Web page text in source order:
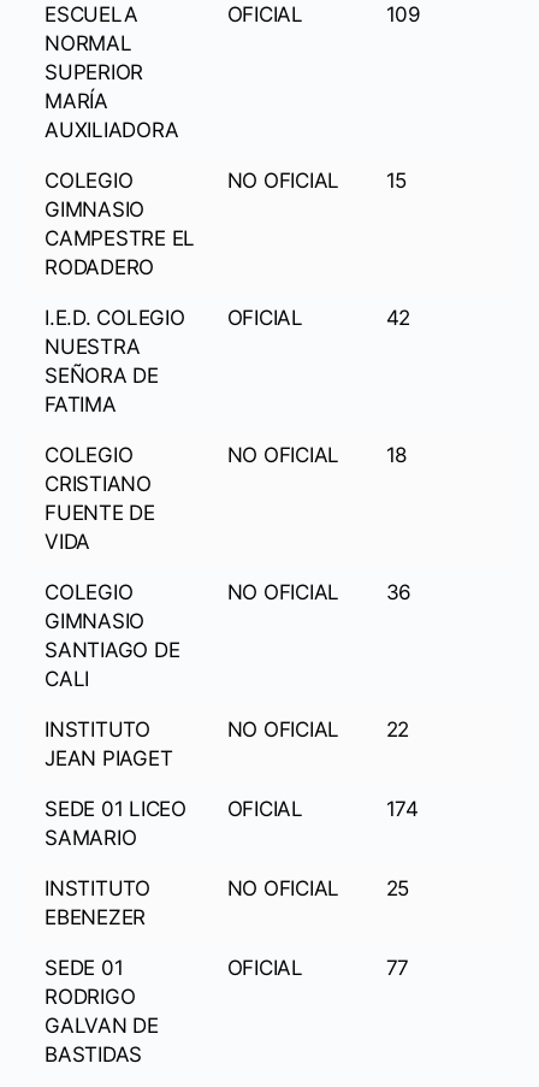
ESCUELA
NORMAL
SUPERIOR
MARÍA
AUXILIADORA
OFICIAL 109
COLEGIO
GIMNASIO
CAMPESTRE EL
RODADERO
NO OFICIAL 15
I.E.D. COLEGIO
NUESTRA
SEÑORA DE
FATIMA
OFICIAL 42
COLEGIO
CRISTIANO
FUENTE DE
VIDA
NO OFICIAL 18
COLEGIO
GIMNASIO
SANTIAGO DE
CALI
NO OFICIAL 36
INSTITUTO
JEAN PIAGET
NO OFICIAL 22
SEDE 01 LICEO
SAMARIO
OFICIAL 174
INSTITUTO
EBENEZER
NO OFICIAL 25
SEDE 01
RODRIGO
GALVAN DE
BASTIDAS
OFICIAL 77